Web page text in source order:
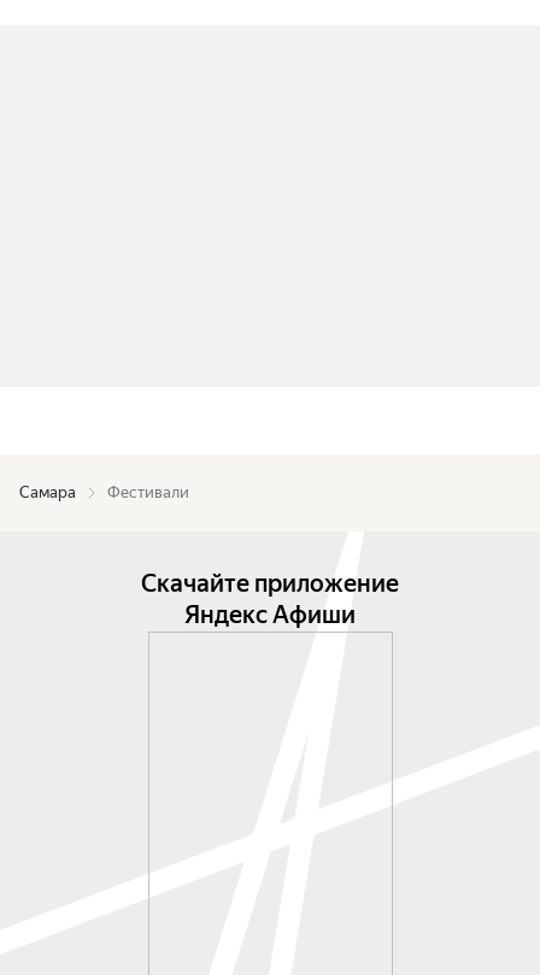
Самара Фестивали
Скачайте приложение
Яндекс Афиши